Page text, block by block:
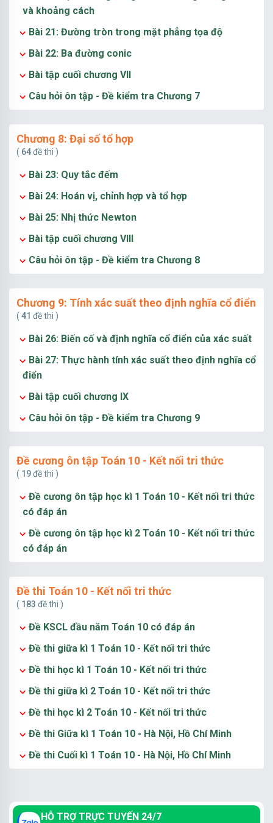
và khoảng cách
Bài 21: Đường tròn trong mặt phẳng tọa độ
Bài 22: Ba đường conic
Bài tập cuối chương VII
Câu hỏi ôn tập - Đề kiểm tra Chương 7
Chương 8: Đại số tổ hợp
( 64đề thi )
Bài 23: Quy tắc đếm
Bài 24: Hoán vị, chỉnh hợp và tổ hợp
Bài 25: Nhị thức Newton
Bài tập cuối chương VIII
Câu hỏi ôn tập - Đề kiểm tra Chương 8
Chương 9: Tính xác suất theo định nghĩa cổ điển
( 41 đề thi )
Bài 26: Biến cố và định nghĩa cổ điển của xác suất
Bài 27: Thực hành tính xác suất theo định nghĩa cổ
điển
Bài tập cuối chương IX
Câu hỏi ôn tập - Đề kiểm tra Chương 9
Đề cương ôn tập Toán 10 - Kết nối tri thức
( 19đề thi )
Đề cương ôn tập học kì 1 Toán 10 - Kết nối tri thức
có đáp án
Đề cương ôn tập học kì 2 Toán 10 - Kết nối tri thức
có đáp án
Đề thi Toán 10 - Kết nối tri thức
( 183 đề thi )
Đề KSCL đầu năm Toán 10 có đáp án
Đề thi giữa kì 1 Toán 10 - Kết nối tri thức
Đề thi học kì 1 Toán 10 - Kết nối tri thức
Đề thi giữa kì 2 Toán 10 - Kết nối tri thức
Đề thi học kì 2 Toán 10 - Kết nối tri thức
Đề thi Giữa kì 1 Toán 10 - Hà Nội, Hồ Chí Minh
Đề thi Cuối kì 1 Toán 10 - Hà Nội, Hồ Chí Minh
HỖ TRỢ TRỰC TUYẾN 24/7